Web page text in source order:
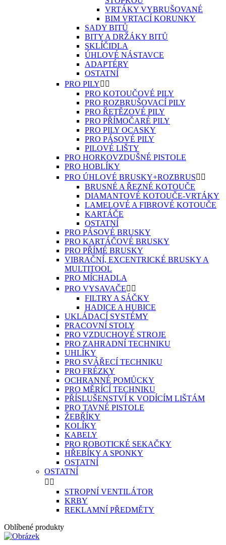
VRTÁKY VYBRUŠOVANÉ
BIM VRTACÍ KORUNKY
SADY BITŮ
BITY A DRŽÁKY BITŮ
SKLÍČIDLA
ÚHLOVÉ NÁSTAVCE
ADAPTÉRY
OSTATNÍ
PRO PILY 
PRO KOTOUČOVÉ PILY
PRO ROZBRUŠOVACÍ PILY
PRO ŘETĚZOVÉ PILY
PRO PŘÍMOČARÉ PILY
PRO PILY OCASKY
PRO PÁSOVÉ PILY
PILOVÉ LIŠTY
PRO HORKOVZDUŠNÉ PISTOLE
PRO HOBLÍKY
PRO ÚHLOVÉ BRUSKY+ROZBRUS 
BRUSNÉ A ŘEZNÉ KOTOUČE
DIAMANTOVÉ KOTOUČE-VRTÁKY
LAMELOVÉ A FIBROVÉ KOTOUČE
KARTÁČE
OSTATNÍ
PRO PÁSOVÉ BRUSKY
PRO KARTÁČOVÉ BRUSKY
PRO PŘÍMÉ BRUSKY
VIBRAČNÍ, EXCENTRICKÉ BRUSKY A
MULTITOOL
PRO MÍCHADLA
PRO VYSAVAČE 
FILTRY A SÁČKY
HADICE A HUBICE
UKLÁDACÍ SYSTÉMY
PRACOVNÍ STOLY
PRO VZDUCHOVÉ STROJE
PRO ZAHRADNÍ TECHNIKU
UHLÍKY
PRO SVÁŘECÍ TECHNIKU
PRO FRÉZKY
OCHRANNÉ POMŮCKY
PRO MĚRÍCÍ TECHNIKU
PŘÍSLUŠENSTVÍ K VODÍCÍM LIŠTÁM
PRO TAVNÉ PISTOLE
ŽEBŘÍKY
KOLÍKY
KABELY
PRO ROBOTICKÉ SEKAČKY
HŘEBÍKY A SPONKY
OSTATNÍ
OSTATNÍ
 
STROPNÍ VENTILÁTOR
KRBY
REKLAMNÍ PŘEDMĚTY
Oblíbené produkty